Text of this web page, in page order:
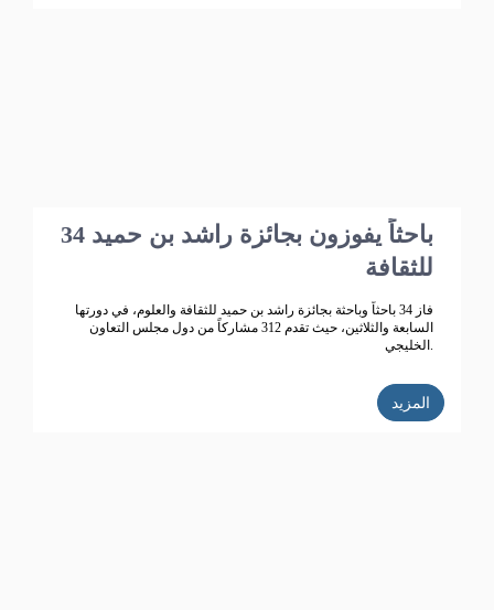
34 باحثاً يفوزون بجائزة راشد بن حميد
للثقافة
فاز 34 باحثاً وباحثة بجائزة راشد بن حميد للثقافة والعلوم، في دورتها
السابعة والثلاثين، حيث تقدم 312 مشاركاً من دول مجلس التعاون
الخليجي.
المزيد